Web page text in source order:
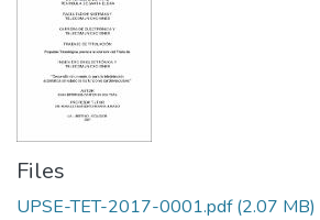
Files
UPSE-TET-2017-0001.pdf(2.07 MB)